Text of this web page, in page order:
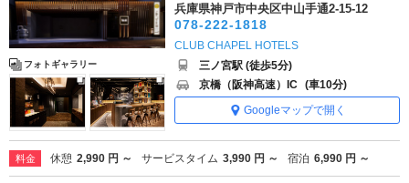
フォトギャラリー
兵庫県神戸市中央区中山手通2-15-12
078-222-1818
CLUB CHAPEL HOTELS
三ノ宮駅 (徒歩5分)
京橋（阪神高速）IC (車10分)
Googleマップで開く
料金 休憩 2,990 円 ～ サービスタイム 3,990 円 ～ 宿泊 6,990 円 ～